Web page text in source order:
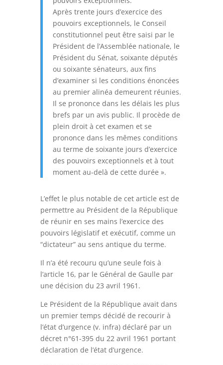
Après trente jours d’exercice des
pouvoirs exceptionnels, le Conseil
constitutionnel peut être saisi par le
Président de l’Assemblée nationale, le
Président du Sénat, soixante députés
ou soixante sénateurs, aux fins
d’examiner si les conditions énoncées
au premier alinéa demeurent réunies.
Il se prononce dans les délais les plus
brefs par un avis public. Il procède de
plein droit à cet examen et se
prononce dans les mêmes conditions
au terme de soixante jours d’exercice
des pouvoirs exceptionnels et à tout
moment au-delà de cette durée ».
L’effet le plus notable de cet article est de
permettre au Président de la République
de réunir en ses mains l’exercice des
pouvoirs législatif et exécutif, comme un
“dictateur” au sens antique du terme.
Il n’a été recouru qu’une seule fois à
l’article 16, par le Général de Gaulle par
une décision du 23 avril 1961.
Le Président de la République avait dans
un premier temps décidé de recourir à
l’état d’urgence (v. infra) déclaré par un
décret n°61-395 du 22 avril 1961 portant
déclaration de l’état d’urgence.